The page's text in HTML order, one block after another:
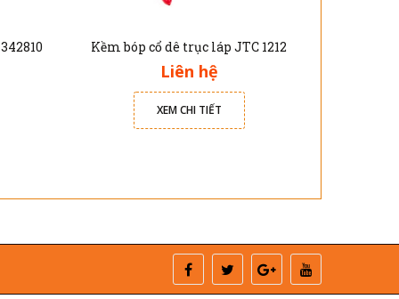
Kềm bóp cổ dê trục láp JTC 1212
Liên hệ
XEM CHI TIẾT